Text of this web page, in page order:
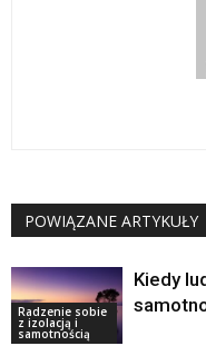
POWIĄZANE ARTYKUŁY
Radzenie sobie
z izolacją i
samotnością
Kiedy